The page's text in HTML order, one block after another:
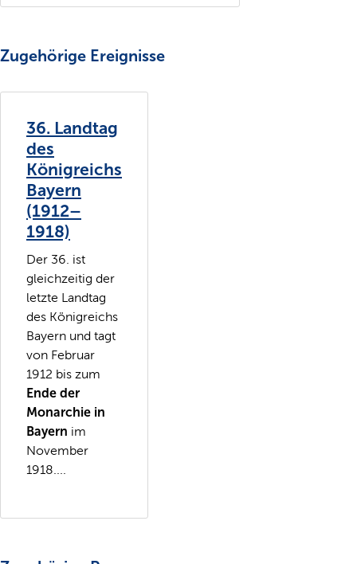
Zugehörige Ereignisse
36. Landtag
des
Königreichs
Bayern
(1912–
1918)
Der 36. ist
gleichzeitig der
letzte Landtag
des Königreichs
Bayern und tagt
von Februar
1912 bis zum
Ende der
Monarchie in
Bayern im
November
1918....